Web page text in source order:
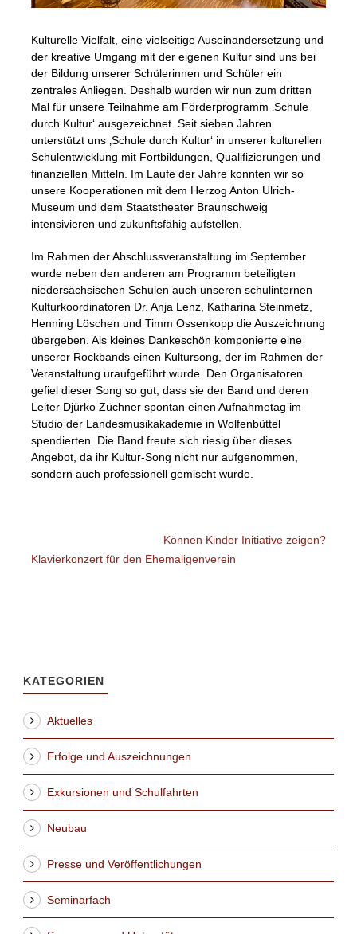
Kulturelle Vielfalt, eine vielseitige Auseinandersetzung und
der kreative Umgang mit der eigenen Kultur sind uns bei
der Bildung unserer Schülerinnen und Schüler ein
zentrales Anliegen. Deshalb wurden wir nun zum dritten
Mal für unsere Teilnahme am Förderprogramm ‚Schule
durch Kultur‘ ausgezeichnet. Seit sieben Jahren
unterstützt uns ‚Schule durch Kultur‘ in unserer kulturellen
Schulentwicklung mit Fortbildungen, Qualifizierungen und
finanziellen Mitteln. Im Laufe der Jahre konnten wir so
unsere Kooperationen mit dem Herzog Anton Ulrich-
Museum und dem Staatstheater Braunschweig
intensivieren und zukunftsfähig aufstellen.
Im Rahmen der Abschlussveranstaltung im September
wurde neben den anderen am Programm beteiligten
niedersächsischen Schulen auch unseren schulinternen
Kulturkoordinatoren Dr. Anja Lenz, Katharina Steinmetz,
Henning Löschen und Timm Ossenkopp die Auszeichnung
übergeben. Als kleines Dankeschön komponierte eine
unserer Rockbands einen Kultursong, der im Rahmen der
Veranstaltung uraufgeführt wurde. Den Organisatoren
gefiel dieser Song so gut, dass sie der Band und deren
Leiter Djürko Züchner spontan einen Aufnahmetag im
Studio der Landesmusikakademie in Wolfenbüttel
spendierten. Die Band freute sich riesig über dieses
Angebot, da ihr Kultur-Song nicht nur aufgenommen,
sondern auch professionell gemischt wurde.
Können Kinder Initiative zeigen?
Klavierkonzert für den Ehemaligenverein
KATEGORIEN
Aktuelles
Erfolge und Auszeichnungen
Exkursionen und Schulfahrten
Neubau
Presse und Veröffentlichungen
Seminarfach